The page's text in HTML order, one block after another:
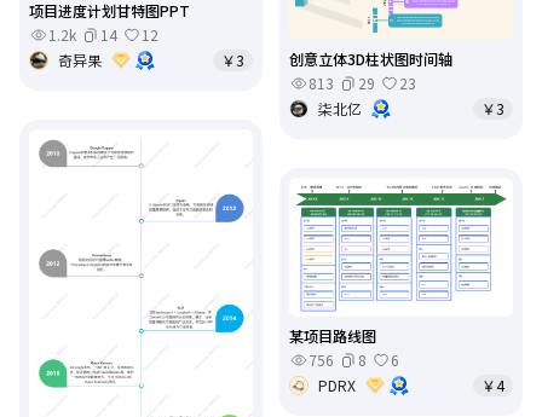
项目进度计划甘特图PPT
1.2k
14
12
奇异果
￥3
创意立体3D柱状图时间轴
813
29
23
柒北亿
￥3
某项目路线图
756
8
6
PDRX
￥4